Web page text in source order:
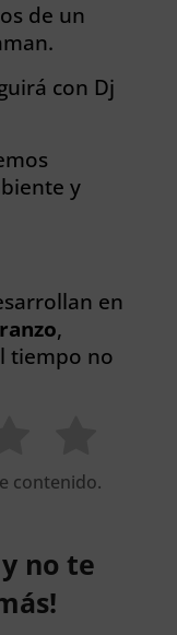
de un
con Dj
y
en
,
tiempo no
contenido.
no te